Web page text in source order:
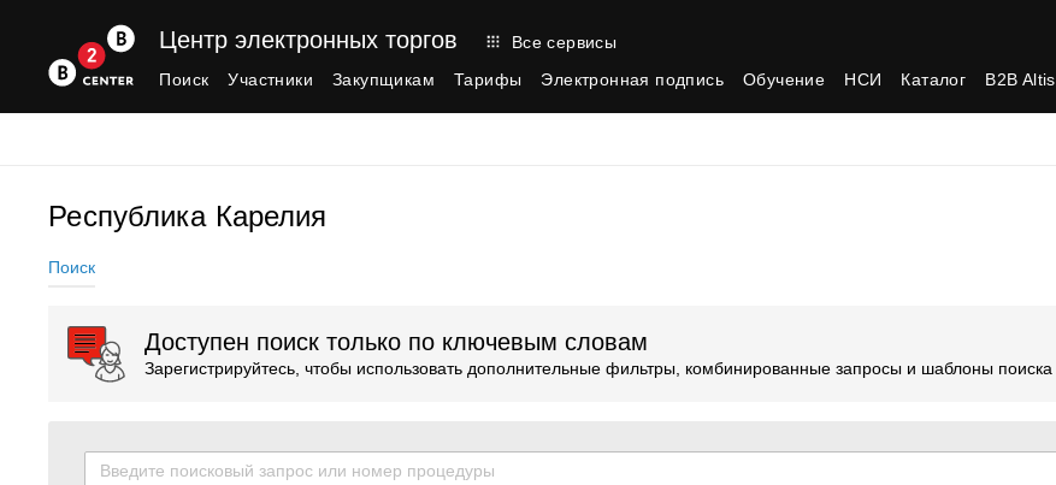
Все сервисы
Центр электронных торгов
Поиск
Участники Закупщикам Тарифы Электронная подпись Обучение НСИ Каталог B2B Altis
Республика Карелия
Поиск
Доступен поиск только по ключевым словам
Зарегистрируйтесь, чтобы использовать дополнительные фильтры, комбинированные запросы и шаблоны поиска